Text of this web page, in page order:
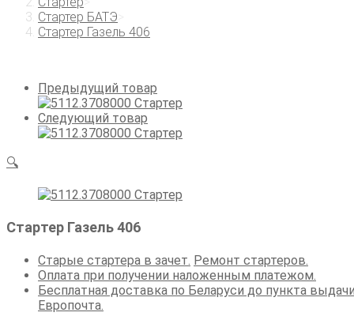
Стартер БАТЭ
Стартер Газель 406
Предыдущий товар
Следующий товар
🔍
Стартер Газель 406
Старые стартера в зачет. Ремонт стартеров.
Оплата при получении наложенным платежом.
Бесплатная доставка по Беларуси до пункта выдачи
Европочта.